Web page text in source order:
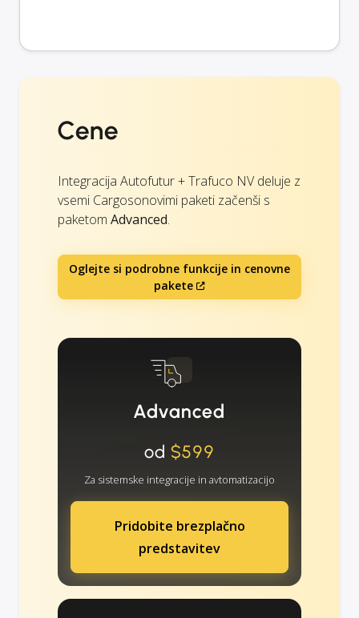
Cene
Integracija Autofutur + Trafuco NV deluje z
vsemi Cargosonovimi paketi začenši s
paketom Advanced.
Oglejte si podrobne funkcije in cenovne
pakete
Advanced
od $599
Za sistemske integracije in avtomatizacijo
Pridobite brezplačno
predstavitev